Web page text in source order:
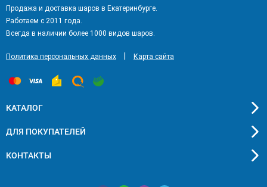
Продажа и доставка шаров в Екатеринбурге.
Работаем с 2011 года.
Всегда в наличии более 1000 видов шаров.
Политика персональных данных Карта сайта
КАТАЛОГ
ДЛЯ ПОКУПАТЕЛЕЙ
КОНТАКТЫ